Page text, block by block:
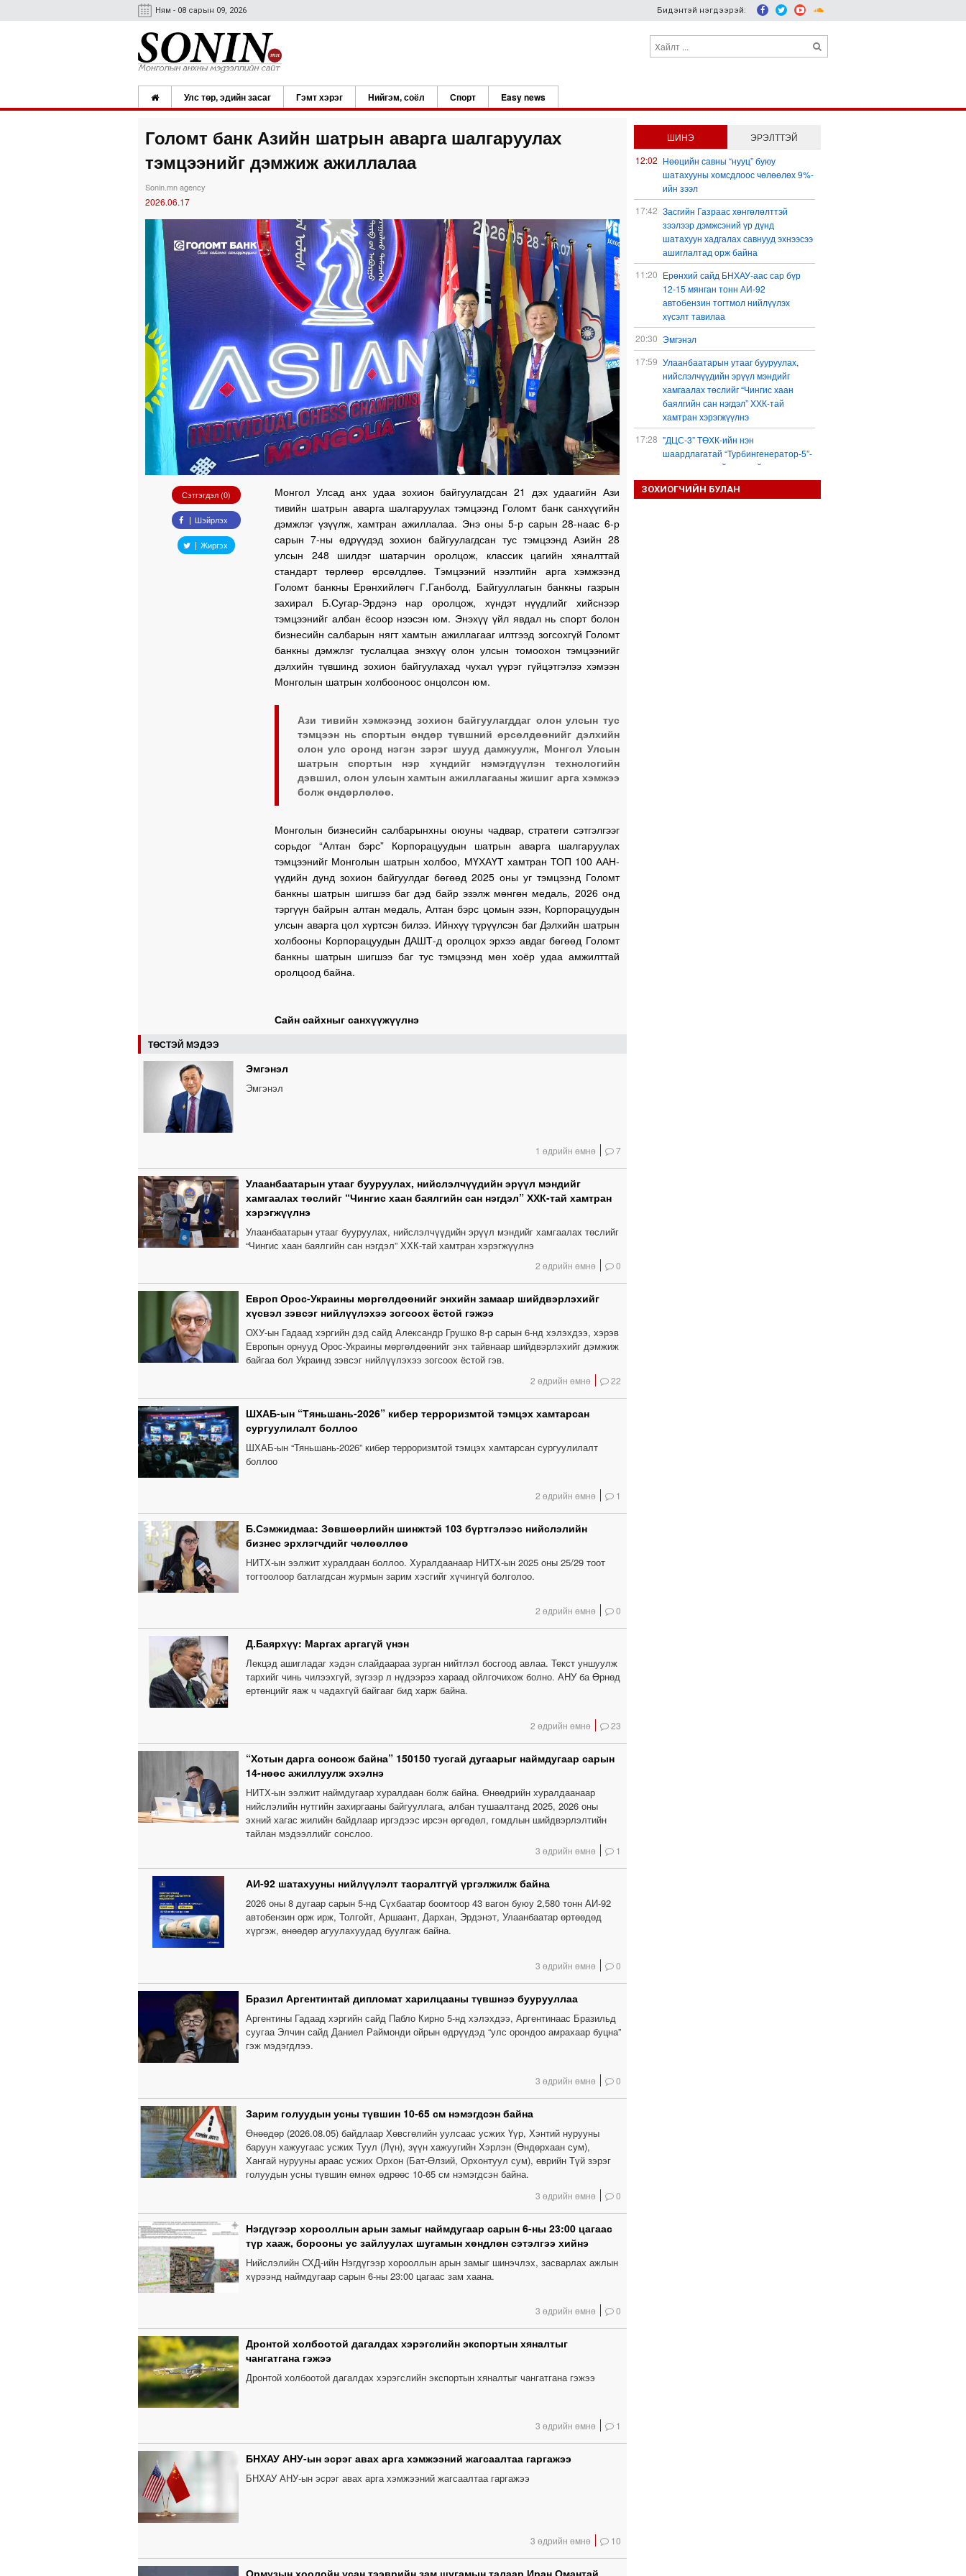
Ням - 08 сарын 09, 2026 Бидэнтэй нэгдээрэй:
Улс төр, эдийн засаг Гэмт хэрэг Нийгэм, соёл Спорт Easy news
Голомт банк Азийн шатрын аварга шалгаруулах
тэмцээнийг дэмжиж ажиллалаа
Sonin.mn agency
2026.06.17
Сэтгэгдэл (0)
Шэйрлэх
Жиргэх
Монгол Улсад анх удаа зохион байгуулагдсан 21 дэх удаагийн Ази
тивийн шатрын аварга шалгаруулах тэмцээнд Голомт банк санхүүгийн
дэмжлэг үзүүлж, хамтран ажиллалаа. Энэ оны 5-р сарын 28-наас 6-р
сарын 7-ны өдрүүдэд зохион байгуулагдсан тус тэмцээнд Азийн 28
улсын 248 шилдэг шатарчин оролцож, классик цагийн хяналттай
стандарт төрлөөр өрсөлдлөө. Тэмцээний нээлтийн арга хэмжээнд
Голомт банкны Ерөнхийлөгч Г.Ганболд, Байгууллагын банкны газрын
захирал Б.Сугар-Эрдэнэ нар оролцож, хүндэт нүүдлийг хийснээр
тэмцээнийг албан ёсоор нээсэн юм. Энэхүү үйл явдал нь спорт болон
бизнесийн салбарын нягт хамтын ажиллагааг илтгээд зогсохгүй Голомт
банкны дэмжлэг туслалцаа энэхүү олон улсын томоохон тэмцээнийг
дэлхийн түвшинд зохион байгуулахад чухал үүрэг гүйцэтгэлээ хэмээн
Монголын шатрын холбооноос онцолсон юм.
Ази тивийн хэмжээнд зохион байгуулагддаг олон улсын тус
тэмцээн нь спортын өндөр түвшний өрсөлдөөнийг дэлхийн
олон улс оронд нэгэн зэрэг шууд дамжуулж, Монгол Улсын
шатрын спортын нэр хүндийг нэмэгдүүлэн технологийн
дэвшил, олон улсын хамтын ажиллагааны жишиг арга хэмжээ
болж өндөрлөлөө.
Монголын бизнесийн салбарынхны оюуны чадвар, стратеги сэтгэлгээг
сорьдог “Алтан бэрс” Корпорацуудын шатрын аварга шалгаруулах
тэмцээнийг Монголын шатрын холбоо, МҮХАҮТ хамтран ТОП 100 ААН-
үүдийн дунд зохион байгуулдаг бөгөөд 2025 оны уг тэмцээнд Голомт
банкны шатрын шигшээ баг дэд байр эзэлж мөнгөн медаль, 2026 онд
тэргүүн байрын алтан медаль, Алтан бэрс цомын эзэн, Корпорацуудын
улсын аварга цол хүртсэн билээ. Ийнхүү түрүүлсэн баг Дэлхийн шатрын
холбооны Корпорацуудын ДАШТ-д оролцох эрхээ авдаг бөгөөд Голомт
банкны шатрын шигшээ баг тус тэмцээнд мөн хоёр удаа амжилттай
оролцоод байна.
Сайн сайхныг санхүүжүүлнэ
ТӨСТЭЙ МЭДЭЭ
Эмгэнэл
Эмгэнэл
1 өдрийн өмнө 7
Улаанбаатарын утааг бууруулах, нийслэлчүүдийн эрүүл мэндийг
хамгаалах төслийг “Чингис хаан баялгийн сан нэгдэл” ХХК-тай хамтран
хэрэгжүүлнэ
Улаанбаатарын утааг бууруулах, нийслэлчүүдийн эрүүл мэндийг хамгаалах төслийг
“Чингис хаан баялгийн сан нэгдэл” ХХК-тай хамтран хэрэгжүүлнэ
2 өдрийн өмнө 0
Европ Орос-Украины мөргөлдөөнийг энхийн замаар шийдвэрлэхийг
хүсвэл зэвсэг нийлүүлэхээ зогсоох ёстой гэжээ
ОХУ-ын Гадаад хэргийн дэд сайд Александр Грушко 8-р сарын 6-нд хэлэхдээ, хэрэв
Европын орнууд Орос-Украины мөргөлдөөнийг энх тайвнаар шийдвэрлэхийг дэмжиж
байгаа бол Украинд зэвсэг нийлүүлэхээ зогсоох ёстой гэв.
2 өдрийн өмнө 22
ШХАБ-ын “Тяньшань-2026” кибер терроризмтой тэмцэх хамтарсан
сургуулилалт боллоо
ШХАБ-ын “Тяньшань-2026” кибер терроризмтой тэмцэх хамтарсан сургуулилалт
боллоо
2 өдрийн өмнө 1
Б.Сэмжидмаа: Зөвшөөрлийн шинжтэй 103 бүртгэлээс нийслэлийн
бизнес эрхлэгчдийг чөлөөллөө
НИТХ-ын ээлжит хуралдаан боллоо. Хуралдаанаар НИТХ-ын 2025 оны 25/29 тоот
тогтоолоор батлагдсан журмын зарим хэсгийг хүчингүй болголоо.
2 өдрийн өмнө 0
Д.Баярхүү: Маргах аргагүй үнэн
Лекцэд ашигладаг хэдэн слайдаараа зурган нийтлэл босгоод авлаа. Текст уншуулж
тархийг чинь чилээхгүй, зүгээр л нүдээрээ хараад ойлгочихож болно. АНУ ба Өрнөд
ертөнцийг яаж ч чадахгүй байгааг бид харж байна.
2 өдрийн өмнө 23
“Хотын дарга сонсож байна” 150150 тусгай дугаарыг наймдугаар сарын
14-нөөс ажиллуулж эхэлнэ
НИТХ-ын ээлжит наймдугаар хуралдаан болж байна. Өнөөдрийн хуралдаанаар
нийслэлийн нутгийн захиргааны байгууллага, албан тушаалтанд 2025, 2026 оны
эхний хагас жилийн байдлаар иргэдээс ирсэн өргөдөл, гомдлын шийдвэрлэлтийн
тайлан мэдээллийг сонслоо.
3 өдрийн өмнө 1
АИ-92 шатахууны нийлүүлэлт тасралтгүй үргэлжилж байна
2026 оны 8 дугаар сарын 5-нд Сүхбаатар боомтоор 43 вагон буюу 2,580 тонн АИ-92
автобензин орж ирж, Толгойт, Аршаант, Дархан, Эрдэнэт, Улаанбаатар өртөөдөд
хүргэж, өнөөдөр агуулахуудад буулгаж байна.
3 өдрийн өмнө 0
Бразил Аргентинтай дипломат харилцааны түвшнээ буурууллаа
Аргентины Гадаад хэргийн сайд Пабло Кирно 5-нд хэлэхдээ, Аргентинаас Бразильд
суугаа Элчин сайд Даниел Раймонди ойрын өдрүүдэд “улс орондоо амрахаар буцна”
гэж мэдэгдлээ.
3 өдрийн өмнө 0
Зарим голуудын усны түвшин 10-65 см нэмэгдсэн байна
Өнөөдөр (2026.08.05) байдлаар Хөвсгөлийн уулсаас усжих Үүр, Хэнтий нурууны
баруун хажуугаас усжих Туул (Лүн), зүүн хажуугийн Хэрлэн (Өндөрхаан сум),
Хангай нурууны араас усжих Орхон (Бат-Өлзий, Орхонтуул сум), өврийн Түй зэрэг
голуудын усны түвшин өмнөх өдрөөс 10-65 см нэмэгдсэн байна.
3 өдрийн өмнө 0
Нэгдүгээр хорооллын арын замыг наймдугаар сарын 6-ны 23:00 цагаас
түр хааж, борооны ус зайлуулах шугамын хөндлөн сэтэлгээ хийнэ
Нийслэлийн СХД-ийн Нэгдүгээр хорооллын арын замыг шинэчлэх, засварлах ажлын
хүрээнд наймдугаар сарын 6-ны 23:00 цагаас зам хаана.
3 өдрийн өмнө 0
Дронтой холбоотой дагалдах хэрэгслийн экспортын хяналтыг
чангатгана гэжээ
Дронтой холбоотой дагалдах хэрэгслийн экспортын хяналтыг чангатгана гэжээ
3 өдрийн өмнө 1
БНХАУ АНУ-ын эсрэг авах арга хэмжээний жагсаалтаа гаргажээ
БНХАУ АНУ-ын эсрэг авах арга хэмжээний жагсаалтаа гаргажээ
3 өдрийн өмнө 10
ШИНЭ
ЭРЭЛТТЭЙ
12:02 Нөөцийн савны “нууц” буюу
шатахууны хомсдлоос чөлөөлөх 9%-
ийн зээл
17:42 Засгийн Газраас хөнгөлөлттэй
зээлээр дэмжсэний үр дүнд
шатахуун хадгалах савнууд эхнээсээ
ашиглалтад орж байна
11:20 Ерөнхий сайд БНХАУ-аас сар бүр
12-15 мянган тонн АИ-92
автобензин тогтмол нийлүүлэх
хүсэлт тавилаа
20:30 Эмгэнэл
17:59 Улаанбаатарын утааг бууруулах,
нийслэлчүүдийн эрүүл мэндийг
хамгаалах төслийг “Чингис хаан
баялгийн сан нэгдэл” ХХК-тай
хамтран хэрэгжүүлнэ
17:28 "ДЦС-3” ТӨХК-ийн нэн
шаардлагатай “Турбингенератор-5”-
ын шинэчлэлийн төсвийг
шийдвэрлэхээр болов
16:25
ЗОХИОГЧИЙН БУЛАН